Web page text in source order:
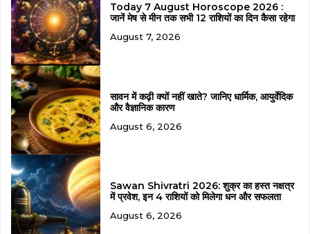
Today 7 August Horoscope 2026 :
जानें मेष से मीन तक सभी 12 राशियों का दिन कैसा रहेगा
August 7, 2026
सावन में कढ़ी क्यों नहीं खाते? जानिए धार्मिक, आयुर्वेदिक
और वैज्ञानिक कारण
August 6, 2026
Sawan Shivratri 2026: शुक्र का हस्त नक्षत्र
में प्रवेश, इन 4 राशियों को मिलेगा धन और सफलता
August 6, 2026